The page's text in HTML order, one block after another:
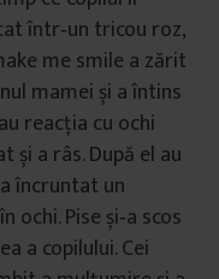
într‑un tricou roz,
me smile a zărit
mamei și a întins
reacția cu ochi
a râs. După el au
încruntat un
Pise și‑a scos
a copilului. Cei